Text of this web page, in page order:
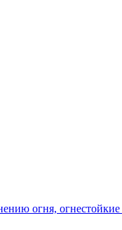
огня, огнестойкие